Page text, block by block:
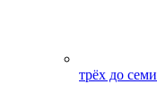
трёх до семи